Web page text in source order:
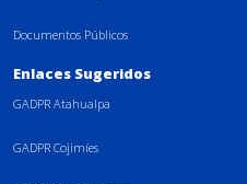
Documentos Públicos
Enlaces Sugeridos
GADPR Atahualpa
GADPR Cojimíes